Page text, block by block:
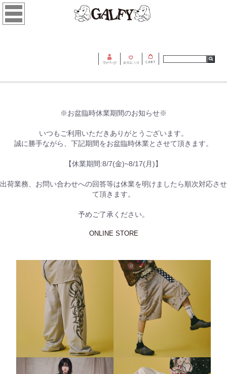
※お盆臨時休業期間のお知らせ※
いつもご利用いただきありがとうございます。
誠に勝手ながら、下記期間をお盆臨時休業とさせて頂きます。
【休業期間:8/7(金)~8/17(月)】
出荷業務、お問い合わせへの回答等は休業を明けましたら順次対応させ
て頂きます。
予めご了承ください。
ONLINE STORE